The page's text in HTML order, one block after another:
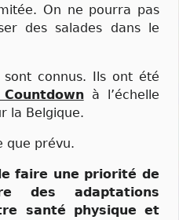
On ne pourra pas
des salades dans le
sont connus. Ils ont été
à l’échelle
la Belgique.
que prévu.
faire une priorité de
des adaptations
santé physique et